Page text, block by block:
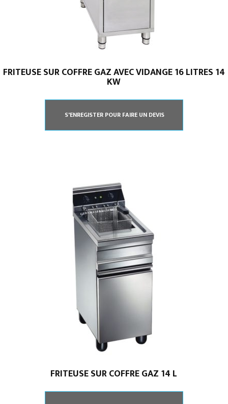
FRITEUSE SUR COFFRE GAZ AVEC VIDANGE 16 LITRES 14
KW
S'ENREGISTER POUR FAIRE UN DEVIS
FRITEUSE SUR COFFRE GAZ 14 L